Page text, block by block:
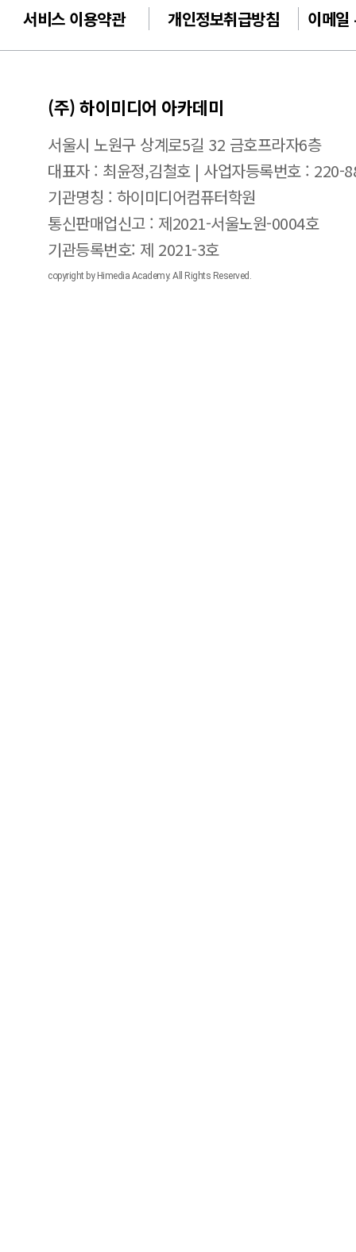
서비스 이용약관 개인정보취급방침 이메일
(주) 하이미디어 아카데미
서울시 노원구 상계로5길 32 금호프라자6층
대표자 : 최윤정,김철호 | 사업자등록번호 : 220-
기관명칭 : 하이미디어컴퓨터학원
통신판매업신고 : 제2021-서울노원-0004호
기관등록번호: 제 2021-3호
copyright by Himedia Academy. All Rights Reserved.